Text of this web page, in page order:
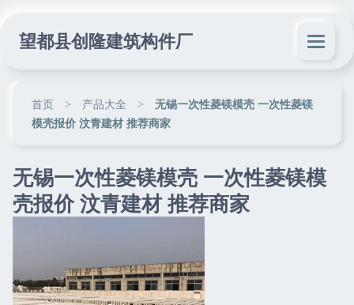
望都县创隆建筑构件厂
首页 > 产品大全 >
无锡一次性菱镁模壳 一次性菱镁
模壳报价 汶青建材 推荐商家
无锡一次性菱镁模壳 一次性菱镁模
壳报价 汶青建材 推荐商家